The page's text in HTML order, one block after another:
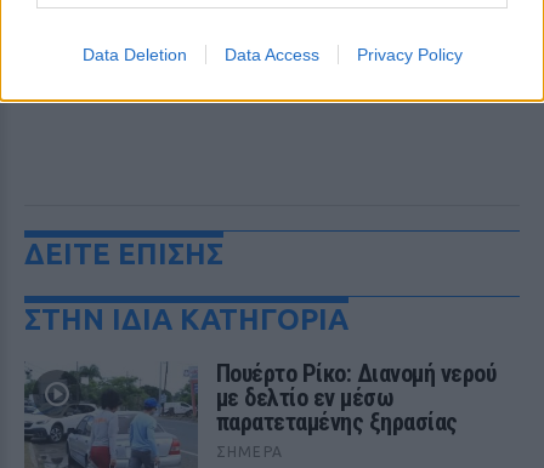
Data Deletion Data Access Privacy Policy
ΔΕΙΤΕ ΕΠΙΣΗΣ
ΣΤΗΝ ΙΔΙΑ ΚΑΤΗΓΟΡΙΑ
Πουέρτο Ρίκο: Διανομή νερού
με δελτίο εν μέσω
παρατεταμένης ξηρασίας
ΣΉΜΕΡΑ